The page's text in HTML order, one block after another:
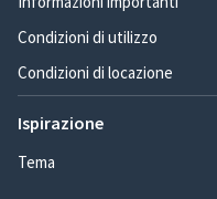
Condizioni di utilizzo
Condizioni di locazione
Ispirazione
Tema